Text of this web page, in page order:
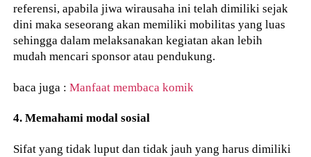
referensi, apabila jiwa wirausaha ini telah dimiliki sejak
dini maka seseorang akan memiliki mobilitas yang luas
sehingga dalam melaksanakan kegiatan akan lebih
mudah mencari sponsor atau pendukung.
baca juga :Manfaat membaca komik
4. Memahami modal sosial
Sifat yang tidak luput dan tidak jauh yang harus dimiliki